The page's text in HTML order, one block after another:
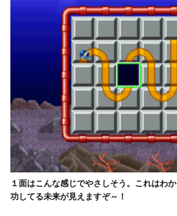
１面はこんな感じでやさしそう。これはわ
功してる未来が見えますぞ～！